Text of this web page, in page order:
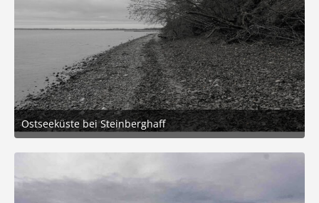
Ostseeküste bei Steinberghaff
14. November 2025 um 17:00
4